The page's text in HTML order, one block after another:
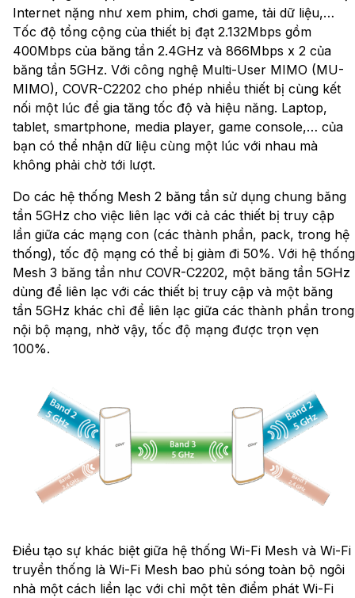
Internet nặng như xem phim, chơi game, tải dữ liệu,…
Tốc độ tổng cộng của thiết bị đạt 2.132Mbps gồm
400Mbps của băng tần 2.4GHz và 866Mbps x 2 của
băng tần 5GHz. Với công nghệ Multi-User MIMO (MU-
MIMO), COVR-C2202 cho phép nhiều thiết bị cùng kết
nối một lúc để gia tăng tốc độ và hiệu năng. Laptop,
tablet, smartphone, media player, game console,… của
bạn có thể nhận dữ liệu cùng một lúc với nhau mà
không phải chờ tới lượt.
Do các hệ thống Mesh 2 băng tần sử dụng chung băng
tần 5GHz cho việc liên lạc với cả các thiết bị truy cập
lần giữa các mạng con (các thành phần, pack, trong hệ
thống), tốc độ mạng có thể bị giàm đi 50%. Với hệ thống
Mesh 3 băng tần như COVR-C2202, một băng tần 5GHz
dùng để liên lạc với các thiết bị truy cập và một băng
tần 5GHz khác chỉ để liên lạc giữa các thành phần trong
nội bộ mạng, nhờ vậy, tốc độ mạng được trọn vẹn
100%.
Điều tạo sự khác biệt giữa hệ thống Wi-Fi Mesh và Wi-Fi
truyền thống là Wi-Fi Mesh bao phủ sóng toàn bộ ngôi
nhà một cách liền lạc với chỉ một tên điểm phát Wi-Fi